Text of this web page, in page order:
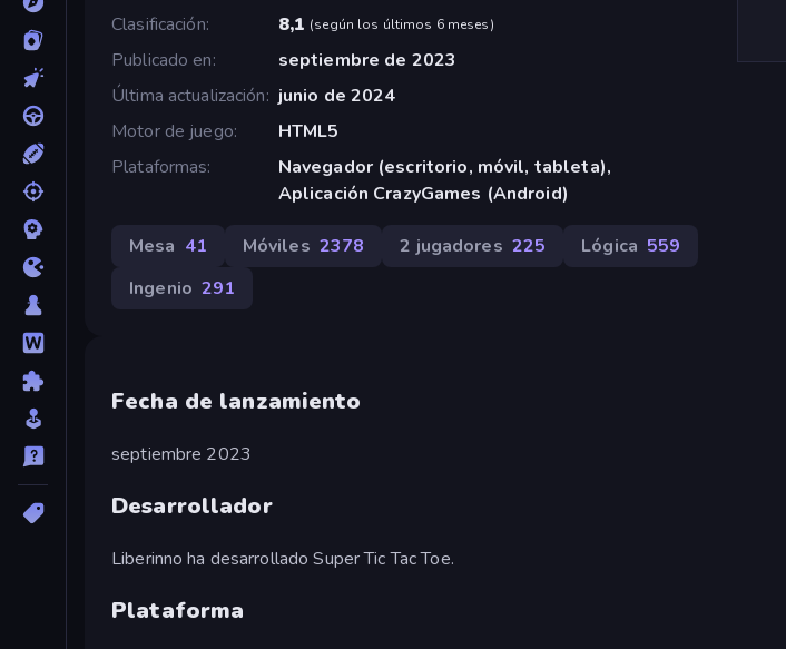
Clasificación
8,1 (según los últimos 6 meses)
Publicado en
septiembre de 2023
Última actualización
junio de 2024
Motor de juego
HTML5
Plataformas
Navegador (escritorio, móvil, tableta),
Aplicación CrazyGames (Android)
Mesa 41 Móviles 2378 2 jugadores 225 Lógica 559
Ingenio 291
Fecha de lanzamiento
septiembre 2023
Desarrollador
Liberinno ha desarrollado Super Tic Tac Toe.
Plataforma